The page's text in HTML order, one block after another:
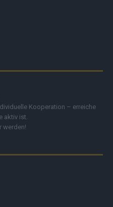
Kooperation – erreiche
aktiv ist.
werden!